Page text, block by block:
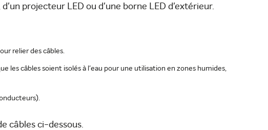
projecteur LED ou d'une borne LED d'extérieur.
relier des câbles.
les câbles soient isolés à l'eau pour une utilisation en zones humides,
câbles ci-dessous.